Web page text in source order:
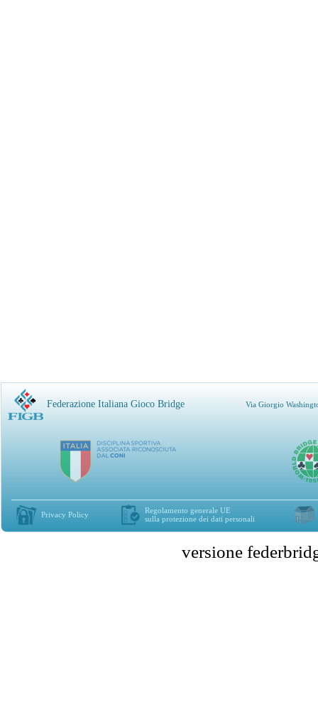
Federazione Italiana Gioco Bridge Via Giorgio
Privacy Policy
Regolamento generale UE
sulla protezione dei dati personali
versione